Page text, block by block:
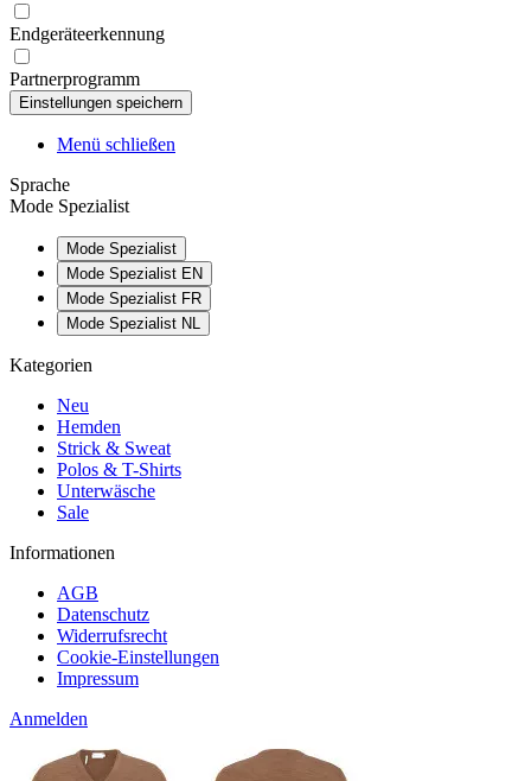
Endgeräteerkennung
Partnerprogramm
Menü schließen
Sprache
Mode Spezialist
Mode Spezialist
Mode Spezialist EN
Mode Spezialist FR
Mode Spezialist NL
Kategorien
Neu
Hemden
Strick & Sweat
Polos & T-Shirts
Unterwäsche
Sale
Informationen
AGB
Datenschutz
Widerrufsrecht
Cookie-Einstellungen
Impressum
Anmelden